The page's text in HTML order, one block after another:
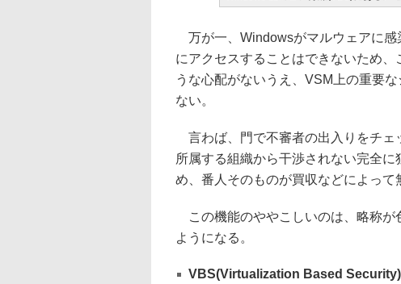
万が一、Windowsがマルウェアに感
にアクセスすることはできないため
うな心配がないうえ、VSM上の重要
ない。
言わば、門で不審者の出入りをチェ
所属する組織から干渉されない完全
め、番人そのものが買収などによって
この機能のややこしいのは、略称が
ようになる。
VBS(Virtualization Based Security)